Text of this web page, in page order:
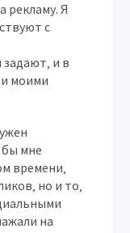
рекламу. Я
с
и в
моими
бы мне
времени‚
но и то‚
на